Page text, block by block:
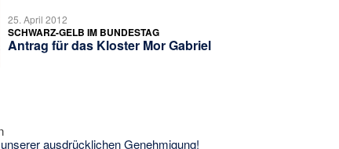
25. April 2012
SCHWARZ-GELB IM BUNDESTAG
Antrag für das Kloster Mor Gabriel
ausdrücklichen Genehmigung!